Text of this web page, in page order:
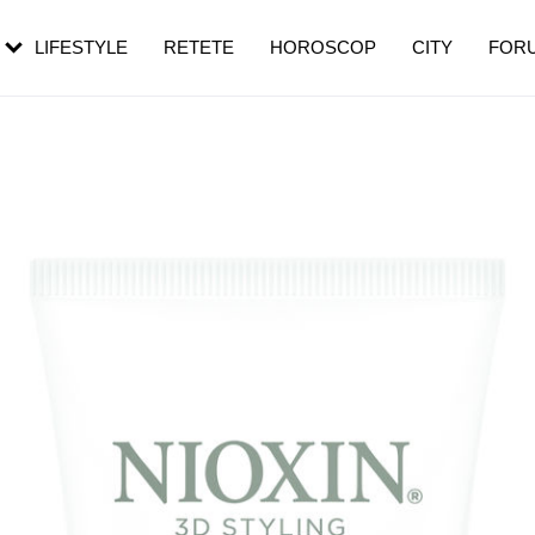
LIFESTYLE RETETE HOROSCOP CITY
în vârstă
de dureroasă este investigația